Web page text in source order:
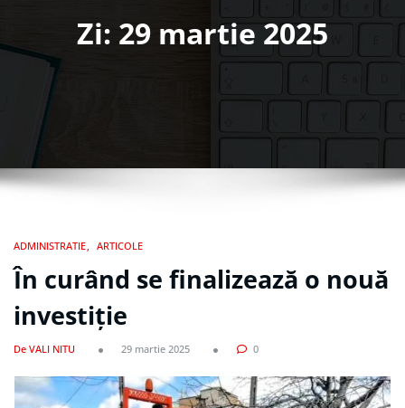
Zi: 29 martie 2025
ADMINISTRATIE ARTICOLE
În curând se finalizează o nouă
investiție
De VALI NITU 29 martie 2025 0